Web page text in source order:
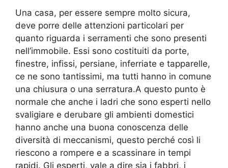
Una casa, per essere sempre molto sicura,
deve porre delle attenzioni particolari per
quanto riguarda i serramenti che sono presenti
nell’immobile. Essi sono costituiti da porte,
finestre, infissi, persiane, inferriate e tapparelle,
ce ne sono tantissimi, ma tutti hanno in comune
una chiusura o una serratura.A questo punto è
normale che anche i ladri che sono esperti nello
svaligiare e derubare gli ambienti domestici
hanno anche una buona conoscenza delle
diversità di meccanismi, questo perché così li
riescono a rompere e a scassinare in tempi
rapidi. Gli esperti, vale a dire sia i fabbri, i